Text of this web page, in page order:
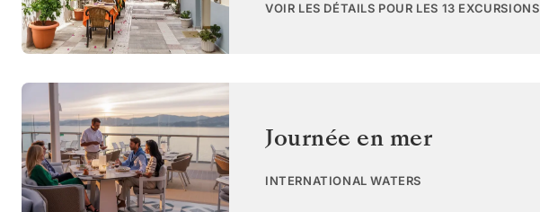
VOIR LES DÉTAILS POUR LES 13 EXCURSIONS
Journée en mer
INTERNATIONAL WATERS